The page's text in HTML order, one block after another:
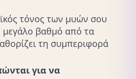
τόνος των μυών σου
μεγάλο βαθμό από τα
τη συμπεριφορά
για να